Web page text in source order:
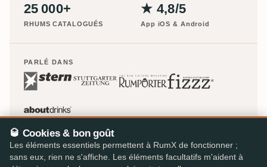
25 000+
RHUMS CATALOGUÉS
★ 4,8/5
App iOS & Android
PARLÉ DANS
🥃 Cookies & bon goût
Les éléments essentiels permettent à RumX de fonctionner ;
sans eux, rien ne s'affiche. Les éléments facultatifs m'aident à